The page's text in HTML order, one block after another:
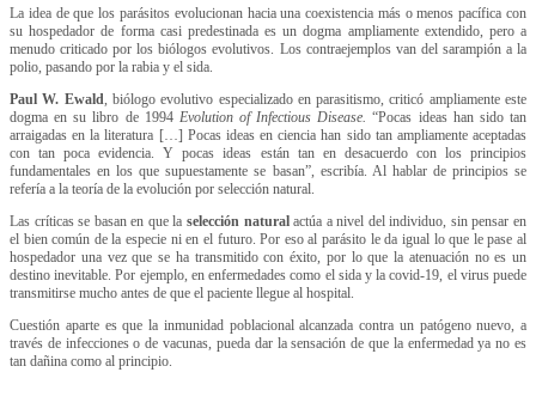
La idea de que los parásitos evolucionan hacia una coexistencia más o menos pacífica con
su hospedador de forma casi predestinada es un dogma ampliamente extendido, pero a
menudo criticado por los biólogos evolutivos. Los contraejemplos van del sarampión a la
polio, pasando por la rabia y el sida.
Paul W. Ewald, biólogo evolutivo especializado en parasitismo, criticó ampliamente este
dogma en su libro de 1994 Evolution of Infectious Disease.“Pocas ideas han sido tan
arraigadas en la literatura […] Pocas ideas en ciencia han sido tan ampliamente aceptadas
con tan poca evidencia. Y pocas ideas están tan en desacuerdo con los principios
fundamentales en los que supuestamente se basan”, escribía. Al hablar de principios se
refería a la teoría de la evolución por selección natural.
Las críticas se basan en que la selección naturalactúa a nivel del individuo, sin pensar en
el bien común de la especie ni en el futuro. Por eso al parásito le da igual lo que le pase al
hospedador una vez que se ha transmitido con éxito, por lo que la atenuación no es un
destino inevitable. Por ejemplo, en enfermedades como el sida y la covid-19, el virus puede
transmitirse mucho antes de que el paciente llegue al hospital.
Cuestión aparte es que la inmunidad poblacional alcanzada contra un patógeno nuevo, a
través de infecciones o de vacunas, pueda dar la sensación de que la enfermedad ya no es
tan dañina como al principio.